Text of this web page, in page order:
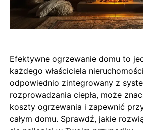
Efektywne ogrzewanie domu to
każdego właściciela
odpowiednio zintegrowany z
rozprowadzania ciepła, może
koszty ogrzewania i zapewnić
całym domu. Sprawdź, jakie